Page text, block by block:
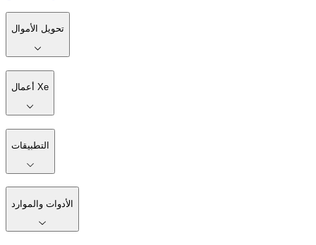
تحويل الأموال
أعمال Xe
التطبيقات
الأدوات والموارد